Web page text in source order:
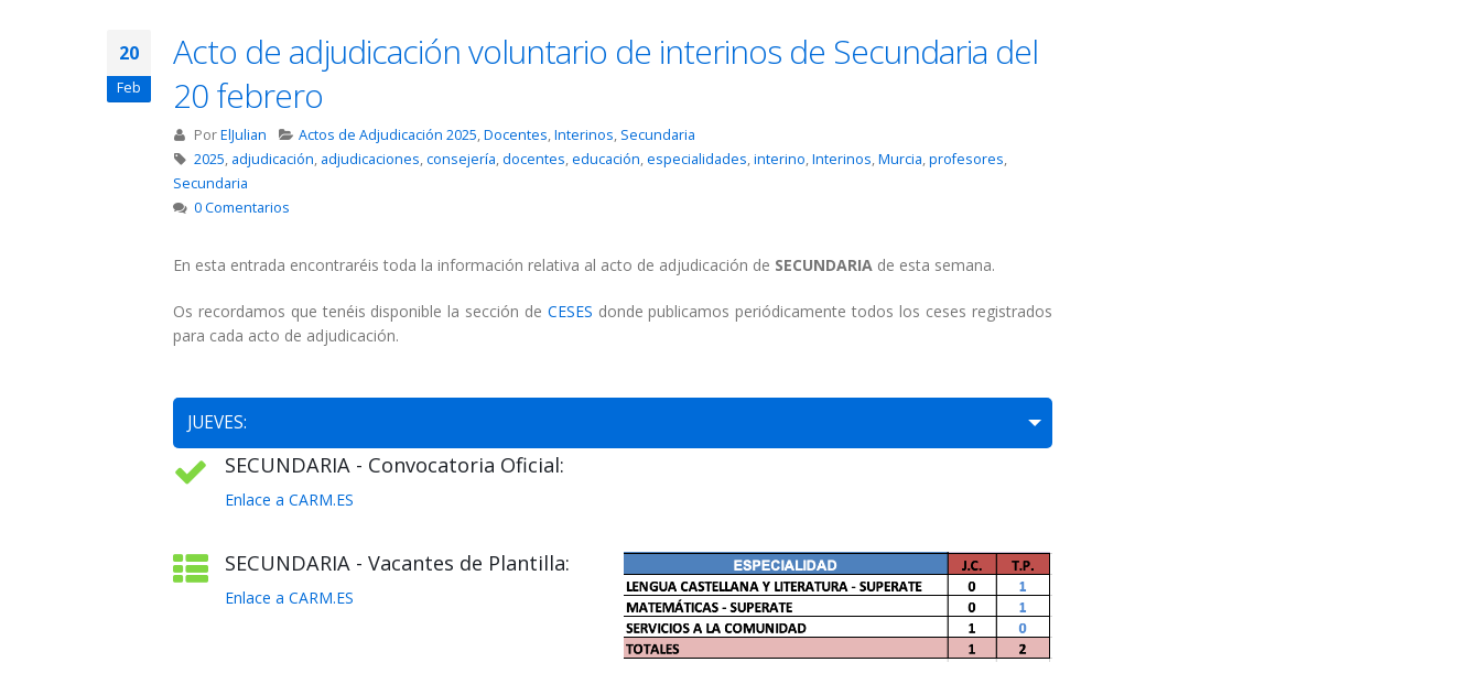
20
Feb
Acto de adjudicación voluntario de interinos de Secundaria del
20 febrero
PorElJulian Actos de Adjudicación 2025,Docentes,Interinos, Secundaria
2025, adjudicación, adjudicaciones,consejería,docentes,educación,especialidades,interino,Interinos,Murcia,profesores,
Secundaria
0 Comentarios
En esta entrada encontraréis toda la información relativa al acto de adjudicación de SECUNDARIA de esta semana.
Os recordamos que tenéis disponible la sección de CESES donde publicamos periódicamente todos los ceses registrados
para cada acto de adjudicación.
JUEVES:
SECUNDARIA - Convocatoria Oficial:
Enlace a CARM.ES
SECUNDARIA - Vacantes de Plantilla:
Enlace a CARM.ES